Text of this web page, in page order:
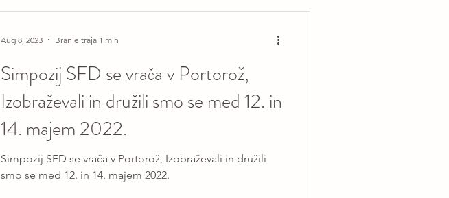
Simpozij SFD se vrača v Portorož,
Izobraževali in družili smo se med 12. in
14. majem 2022.
Simpozij SFD se vrača v Portorož, Izobraževali in družili
smo se med 12. in 14. majem 2022.
Aug 8, 2023 Branje traja 1 min